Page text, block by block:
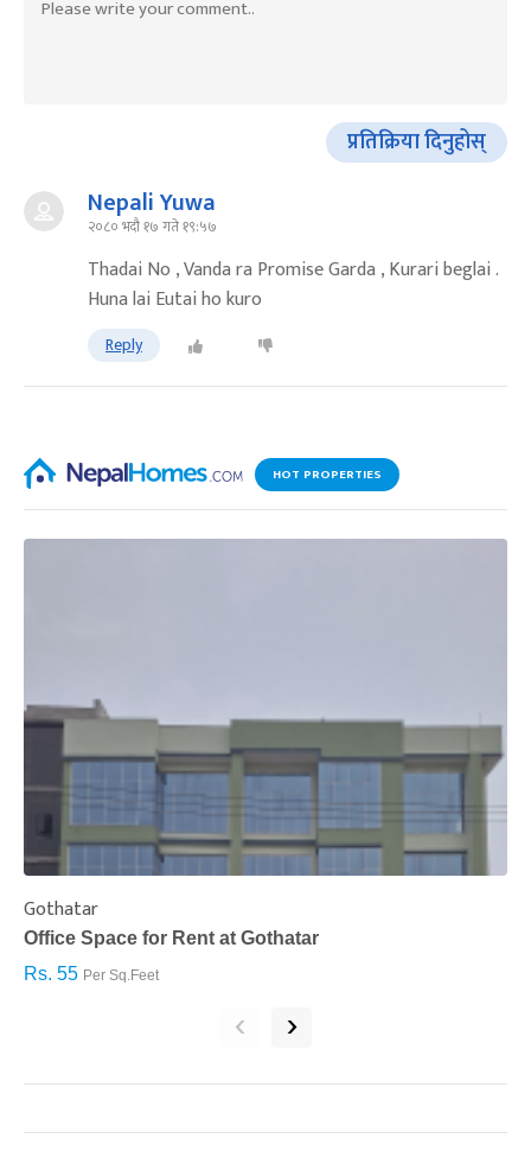
प्रतिक्रिया दिनुहोस्
Nepali Yuwa
२०८० भदौ १७ गते १९:५७
Thadai No , Vanda ra Promise Garda , Kurari beglai .
Huna lai Eutai ho kuro
Reply
HOT PROPERTIES
Gothatar
Office Space for Rent at Gothatar
Rs. 55 Per Sq.Feet
‹ ›